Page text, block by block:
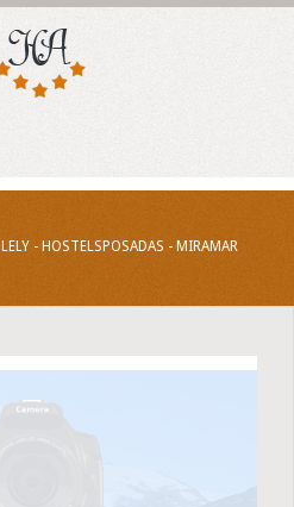
- HOSTELSPOSADAS - MIRAMAR